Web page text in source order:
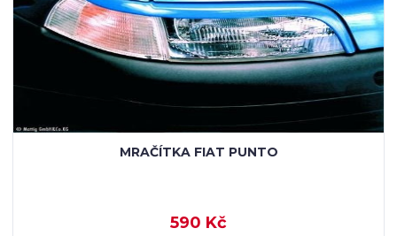
MRAČÍTKA FIAT PUNTO
590 Kč